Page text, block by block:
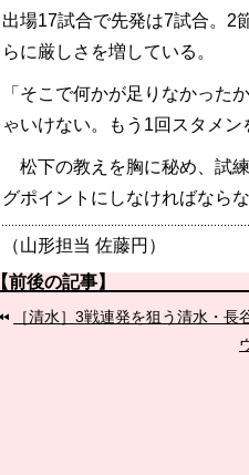
出場17試合で先発は7試合。2
らに厳しさを増している。
「そこで何かが足りなかった
ゃいけない。もう1回スタメン
松下の教えを胸に秘め、試
グポイントにしなければならな
（山形担当 佐藤円）
【前後の記事】
［清水］3戦連発を狙う清水・